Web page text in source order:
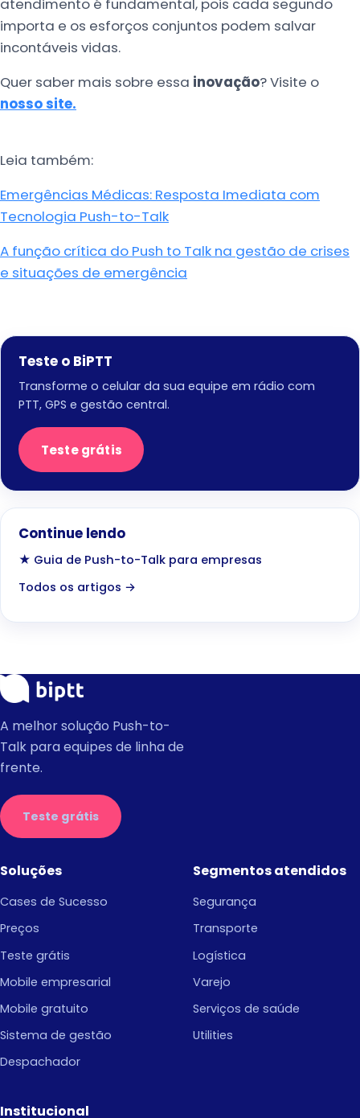
atendimento é fundamental, pois cada segundo
importa e os esforços conjuntos podem salvar
incontáveis vidas.
Quer saber mais sobre essa inovação? Visite o
nosso site.
Leia também:
Emergências Médicas: Resposta Imediata com
Tecnologia Push-to-Talk
A função crítica do Push to Talk na gestão de crises
e situações de emergência
Teste o BiPTT
Transforme o celular da sua equipe em rádio com
PTT, GPS e gestão central.
Teste grátis
Continue lendo
★ Guia de Push-to-Talk para empresas
Todos os artigos →
A melhor solução Push-to-
Talk para equipes de linha de
frente.
Teste grátis
Soluções
Cases de Sucesso
Preços
Teste grátis
Mobile empresarial
Mobile gratuito
Sistema de gestão
Despachador
Segmentos atendidos
Segurança
Transporte
Logística
Varejo
Serviços de saúde
Utilities
Institucional